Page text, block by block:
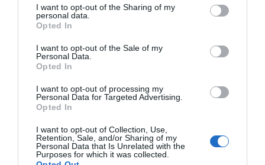
I want to opt-out of the Sharing of my
personal data.
Opted In
I want to opt-out of the Sale of my
Personal Data.
Opted In
I want to opt-out of processing my
Personal Data for Targeted Advertising.
Opted In
I want to opt-out of Collection, Use,
Retention, Sale, and/or Sharing of my
Personal Data that Is Unrelated with the
Purposes for which it was collected.
cuisininfo 6 décembre 2024 0 Comments